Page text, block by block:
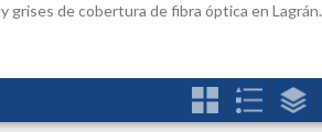
grises de cobertura de fibra óptica en Lagrán.